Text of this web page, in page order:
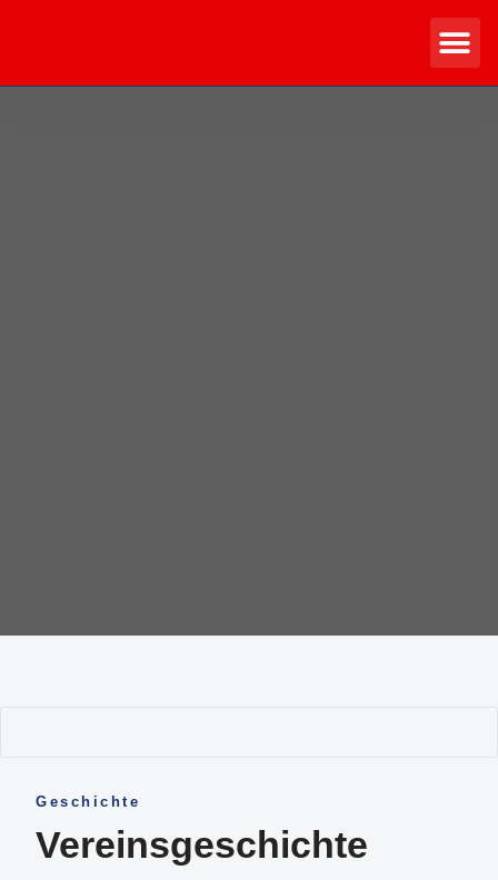
Geschichte
Vereinsgeschichte